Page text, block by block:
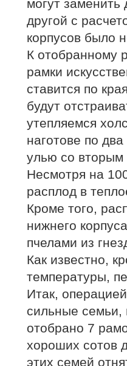
могут
другой с
корпусов было
К отобранному
рамки
ставится по
будут
утепляемся
наготове по
улью со вторым
Несмотря на
расплод в
Кроме того,
нижнего
пчелами из
Как известно,
температуры,
Итак,
сильные семьи,
отобрано 7
хороших сотов
этих семей